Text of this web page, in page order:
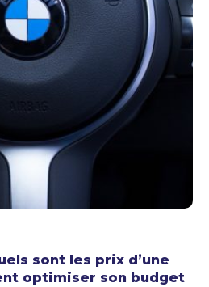
sont les prix d’une
optimiser son budget